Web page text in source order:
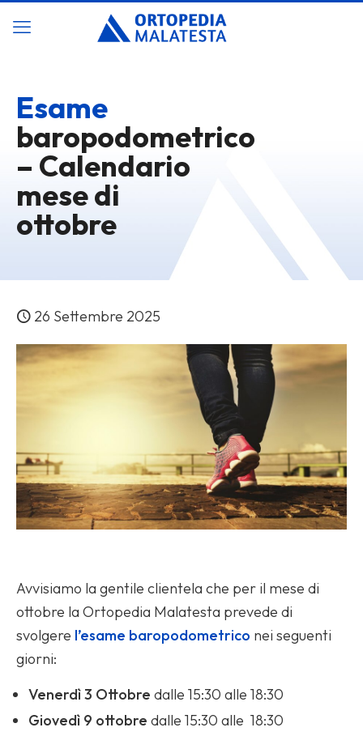
Esame
baropodometrico
– Calendario
mese di
ottobre
26 Settembre 2025
Avvisiamo la gentile clientela che per il mese di
ottobre la Ortopedia Malatesta prevede di
svolgere l’esame baropodometrico nei seguenti
giorni:
Venerdì 3 Ottobre dalle 15:30 alle 18:30
Giovedì 9 ottobre dalle 15:30 alle 18:30